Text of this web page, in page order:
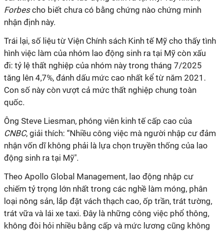
Forbescho biết chưa có bằng chứng nào chứng minh
nhận định này.
Trái lại, số liệu từ Viện Chính sách Kinh tế Mỹ cho thấy tình
hình việc làm của nhóm lao động sinh ra tại Mỹ còn xấu
đi: tỷ lệ thất nghiệp của nhóm này trong tháng 7/2025
tăng lên 4,7%, đánh dấu mức cao nhất kể từ năm 2021.
Con số này còn vượt cả mức thất nghiệp chung toàn
quốc.
Ông Steve Liesman, phóng viên kinh tế cấp cao của
CNBC, giải thích: “Nhiều công việc mà người nhập cư đảm
nhận vốn dĩ không phải là lựa chọn truyền thống của lao
động sinh ra tại Mỹ".
Theo Apollo Global Management, lao động nhập cư
chiếm tỷ trọng lớn nhất trong các nghề làm móng, phân
loại nông sản, lắp đặt vách thạch cao, ốp trần, trát tường,
trát vữa và lái xe taxi. Đây là những công việc phổ thông,
không đòi hỏi nhiều bằng cấp và mức lương cũng không